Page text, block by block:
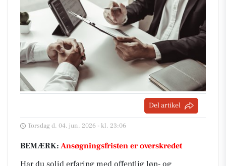
Del artikel
Torsdag d. 04. jun. 2026 - kl. 23:06
BEMÆRK: Ansøgningsfristen er overskredet
Har du solid erfaring med offentlig løn- og